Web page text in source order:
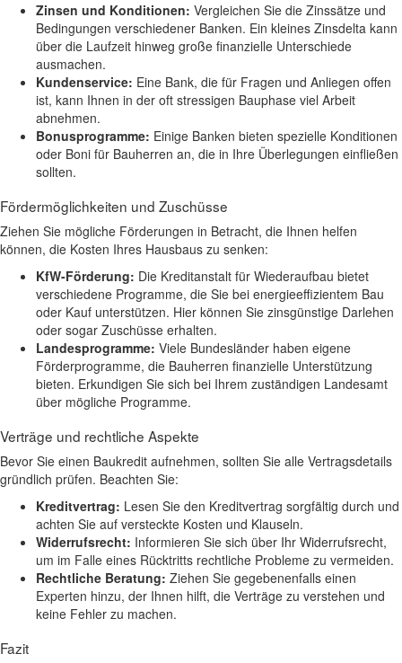
Zinsen und Konditionen: Vergleichen Sie die Zinssätze und
Bedingungen verschiedener Banken. Ein kleines Zinsdelta kann
über die Laufzeit hinweg große finanzielle Unterschiede
ausmachen.
Kundenservice: Eine Bank, die für Fragen und Anliegen offen
ist, kann Ihnen in der oft stressigen Bauphase viel Arbeit
abnehmen.
Bonusprogramme: Einige Banken bieten spezielle Konditionen
oder Boni für Bauherren an, die in Ihre Überlegungen einfließen
sollten.
Fördermöglichkeiten und Zuschüsse
Ziehen Sie mögliche Förderungen in Betracht, die Ihnen helfen
können, die Kosten Ihres Hausbaus zu senken:
KfW-Förderung: Die Kreditanstalt für Wiederaufbau bietet
verschiedene Programme, die Sie bei energieeffizientem Bau
oder Kauf unterstützen. Hier können Sie zinsgünstige Darlehen
oder sogar Zuschüsse erhalten.
Landesprogramme: Viele Bundesländer haben eigene
Förderprogramme, die Bauherren finanzielle Unterstützung
bieten. Erkundigen Sie sich bei Ihrem zuständigen Landesamt
über mögliche Programme.
Verträge und rechtliche Aspekte
Bevor Sie einen Baukredit aufnehmen, sollten Sie alle Vertragsdetails
gründlich prüfen. Beachten Sie:
Kreditvertrag: Lesen Sie den Kreditvertrag sorgfältig durch und
achten Sie auf versteckte Kosten und Klauseln.
Widerrufsrecht: Informieren Sie sich über Ihr Widerrufsrecht,
um im Falle eines Rücktritts rechtliche Probleme zu vermeiden.
Rechtliche Beratung: Ziehen Sie gegebenenfalls einen
Experten hinzu, der Ihnen hilft, die Verträge zu verstehen und
keine Fehler zu machen.
Fazit